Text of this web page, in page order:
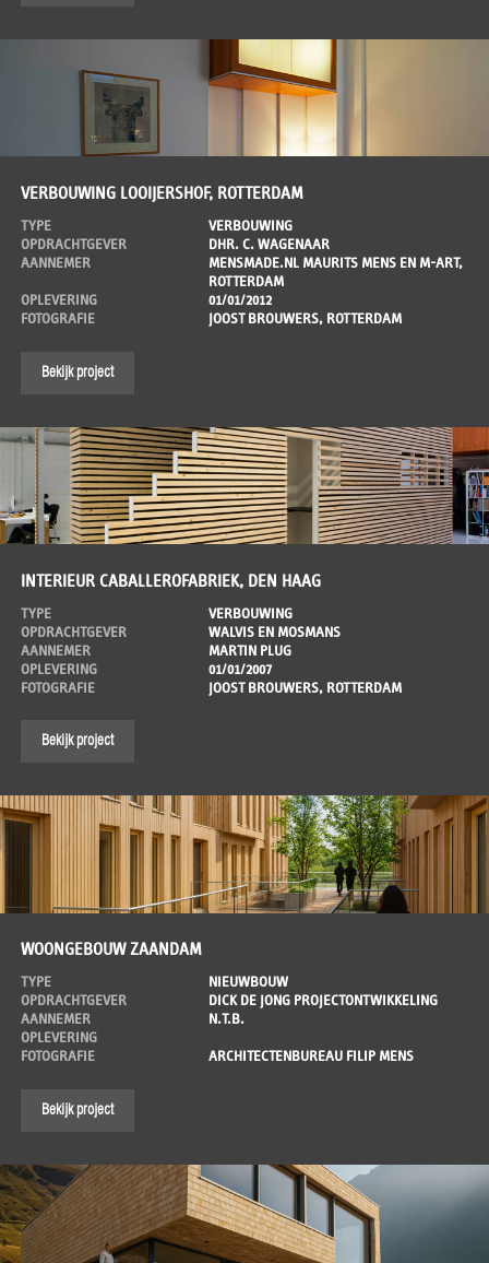
VERBOUWING LOOIJERSHOF, ROTTERDAM
TYPE
VERBOUWING
OPDRACHTGEVER
DHR. C. WAGENAAR
AANNEMER
MENSMADE.NL MAURITS MENS EN M-ART,
ROTTERDAM
OPLEVERING
01/01/2012
FOTOGRAFIE
JOOST BROUWERS, ROTTERDAM
Bekijk project
INTERIEUR CABALLEROFABRIEK, DEN HAAG
TYPE
VERBOUWING
OPDRACHTGEVER
WALVIS EN MOSMANS
AANNEMER
MARTIN PLUG
OPLEVERING
01/01/2007
FOTOGRAFIE
JOOST BROUWERS, ROTTERDAM
Bekijk project
WOONGEBOUW ZAANDAM
TYPE
NIEUWBOUW
OPDRACHTGEVER
DICK DE JONG PROJECTONTWIKKELING
AANNEMER
N.T.B.
OPLEVERING
FOTOGRAFIE
ARCHITECTENBUREAU FILIP MENS
Bekijk project